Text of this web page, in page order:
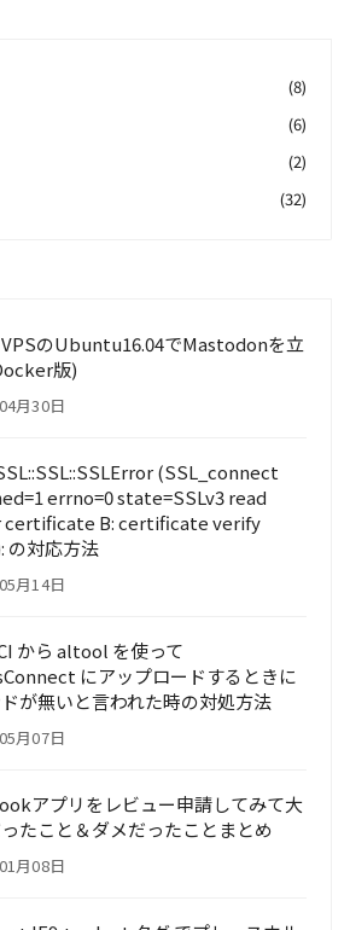
(8)
(6)
(2)
(32)
のUbuntu16.04でMastodonを立
版)
月30日
(SSL_connect
errno=0 state=SSLv3 read
certificate B: certificate verify
の対応方法
月14日
から altool を使って
にアップロードするときに
が無いと言われた時の対処方法
月07日
アプリをレビュー申請してみて大
たこと＆ダメだったことまとめ
月08日